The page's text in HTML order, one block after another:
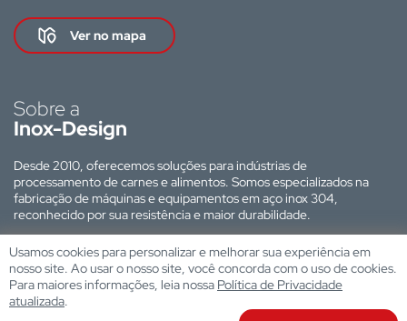
Ver no mapa
Sobre a
Inox-Design
Desde 2010, oferecemos soluções para indústrias de
processamento de carnes e alimentos. Somos especializados na
fabricação de máquinas e equipamentos em aço inox 304,
reconhecido por sua resistência e maior durabilidade.
Site desenvolvido por:
Usamos cookies para personalizar e melhorar sua experiência em
nosso site. Ao usar o nosso site, você concorda com o uso de cookies.
Para maiores informações, leia nossa Política de Privacidade
atualizada.